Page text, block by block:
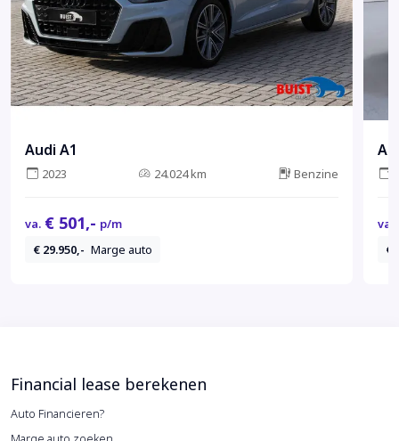
Audi A1
2023 24.024 km Benzine
va. € 501,- p/m
€ 29.950,- Marge auto
va.
€
Financial lease berekenen
Auto Financieren?